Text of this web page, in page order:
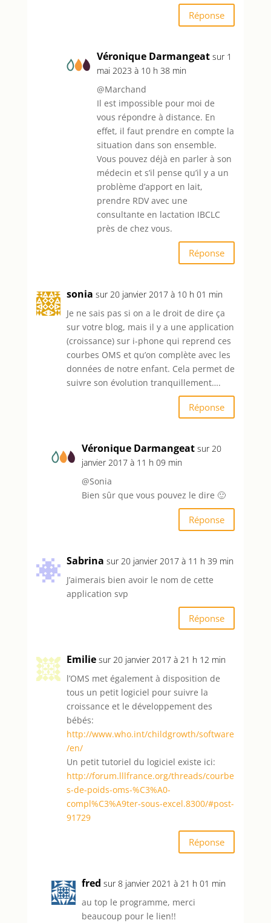
Réponse
Véronique Darmangeat sur 1
mai 2023 à 10 h 38 min
@Marchand
Il est impossible pour moi de
vous répondre à distance. En
effet, il faut prendre en compte la
situation dans son ensemble.
Vous pouvez déjà en parler à son
médecin et s’il pense qu’il y a un
problème d’apport en lait,
prendre RDV avec une
consultante en lactation IBCLC
près de chez vous.
Réponse
sonia sur 20 janvier 2017 à 10 h 01 min
Je ne sais pas si on a le droit de dire ça
sur votre blog, mais il y a une application
(croissance) sur i-phone qui reprend ces
courbes OMS et qu’on complète avec les
données de notre enfant. Cela permet de
suivre son évolution tranquillement….
Réponse
Véronique Darmangeat sur 20
janvier 2017 à 11 h 09 min
@Sonia
Bien sûr que vous pouvez le dire 🙂
Réponse
Sabrina sur 20 janvier 2017 à 11 h 39 min
J’aimerais bien avoir le nom de cette
application svp
Réponse
Emilie sur 20 janvier 2017 à 21 h 12 min
l’OMS met également à disposition de
tous un petit logiciel pour suivre la
croissance et le développement des
bébés:
http://www.who.int/childgrowth/software
/en/
Un petit tutoriel du logiciel existe ici:
http://forum.lllfrance.org/threads/courbe
s-de-poids-oms-%C3%A0-
compl%C3%A9ter-sous-excel.8300/#post-
91729
Réponse
fred sur 8 janvier 2021 à 21 h 01 min
au top le programme, merci
beaucoup pour le lien!!